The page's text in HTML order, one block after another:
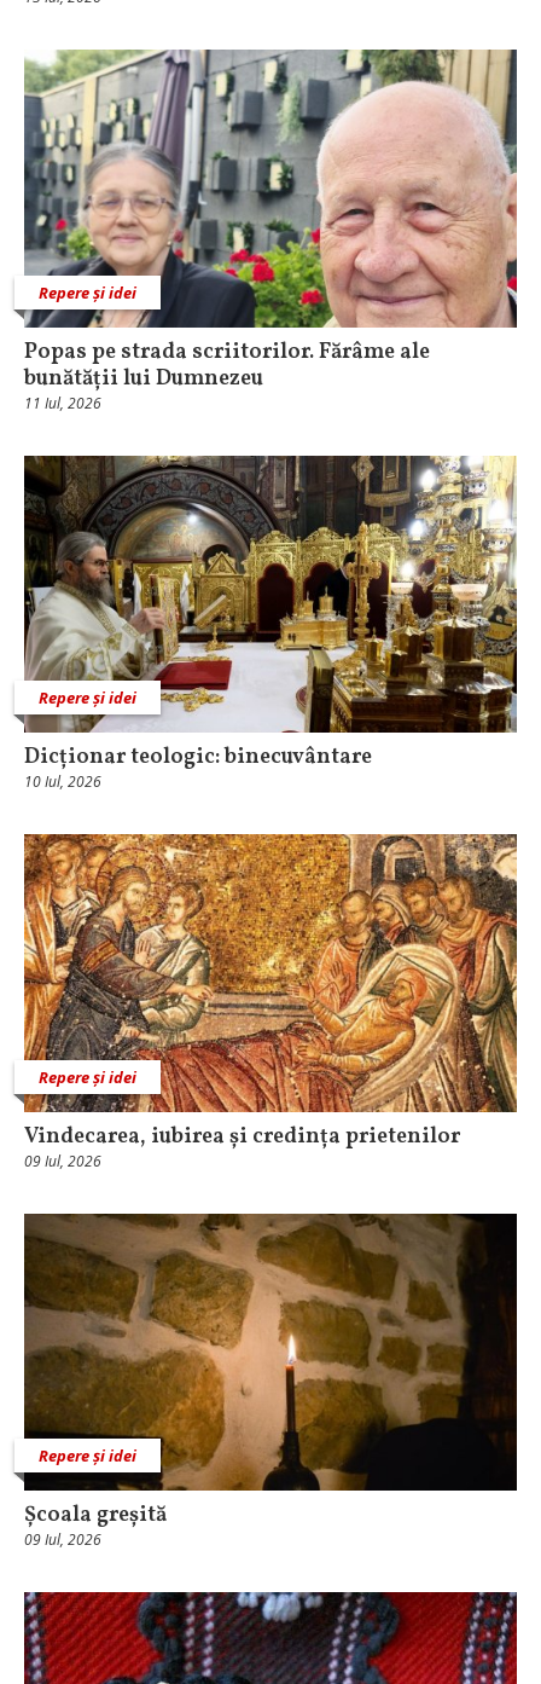
Repere și idei
Popas pe strada scriitorilor. Fărâme ale
bunătății lui Dumnezeu
11 Iul, 2026
Repere și idei
Dicționar teologic: binecuvântare
10 Iul, 2026
Repere și idei
Vindecarea, iubirea și credința prietenilor
09 Iul, 2026
Repere și idei
Școala greșită
09 Iul, 2026